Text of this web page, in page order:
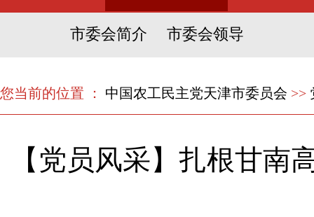
市委会简介 市委会领导
您当前的位置 ： 中国农工民主党天津市委员会 >>
【党员风采】扎根甘